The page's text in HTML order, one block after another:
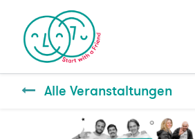
Alle Veranstaltungen